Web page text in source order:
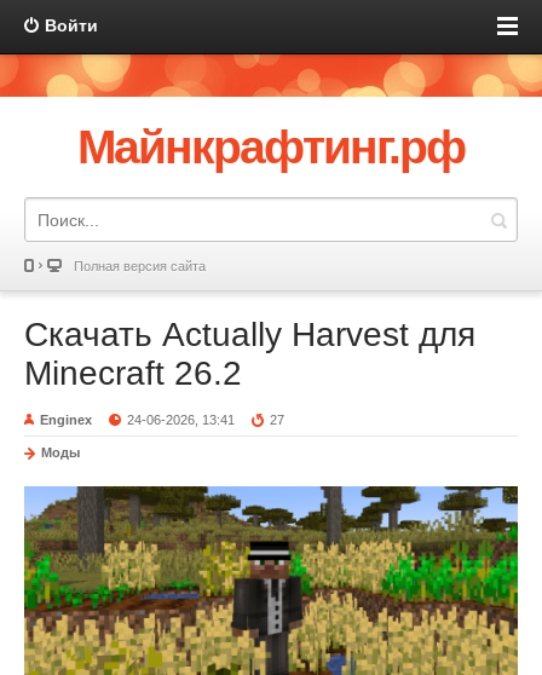
Войти
Майнкрафтинг.рф
Полная версия сайта
Скачать Actually Harvest для
Minecraft 26.2
Enginex 24-06-2026, 13:41 27
Моды